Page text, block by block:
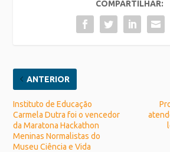
COMPARTILHAR:
ANTERIOR
Instituto de Educação
Carmela Dutra foi o vencedor
da Maratona Hackathon
Meninas Normalistas do
Museu Ciência e Vida